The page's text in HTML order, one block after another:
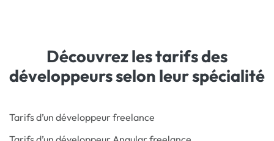
Découvrez les tarifs des
développeurs selon leur spécialité
Tarifs d’un développeur freelance